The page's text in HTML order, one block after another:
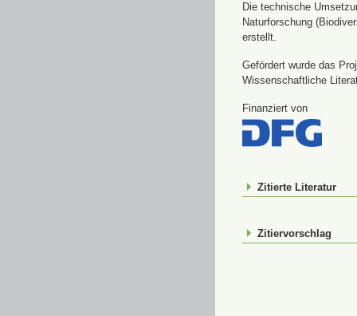
Die technische
Naturforschung
erstellt.
Gefördert wurde das
Wissenschaftliche
Finanziert von
Zitierte Literatur
Zitiervorschlag